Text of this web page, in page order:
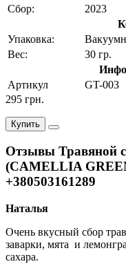
Сбор:
2023
Упаковка:
Вес:
30 гр.
Артикул
GT-003
295 грн.
Купить
Отзывы Травяной
(CAMELLIA
+380503161289
Наталья
Очень вкусный сбор
заварки, мята и
сахара.